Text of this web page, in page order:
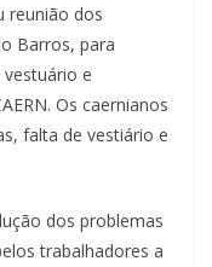
reunião dos
Barros, para
e
Os caernianos
falta de vestiário e
dos problemas
trabalhadores a